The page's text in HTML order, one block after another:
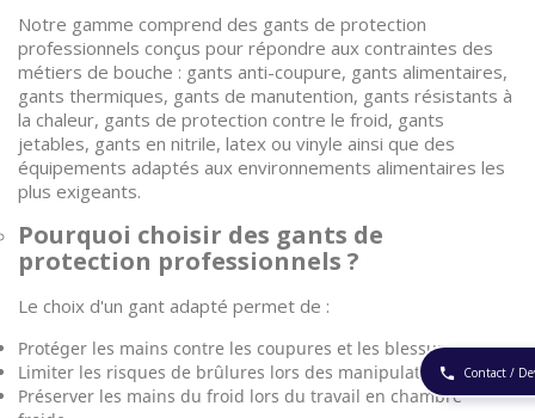
phone Contact /
Notre gamme comprend des gants de protection
professionnels conçus pour répondre aux contraintes des
métiers de bouche : gants anti-coupure, gants alimentaires,
gants thermiques, gants de manutention, gants résistants à
la chaleur, gants de protection contre le froid, gants
jetables, gants en nitrile, latex ou vinyle ainsi que des
équipements adaptés aux environnements alimentaires les
plus exigeants.
Pourquoi choisir des gants de
protection professionnels ?
Le choix d'un gant adapté permet de :
Protéger les mains contre les coupures et les blessures.
Limiter les risques de brûlures lors des manipulations.
Préserver les mains du froid lors du travail en chambre